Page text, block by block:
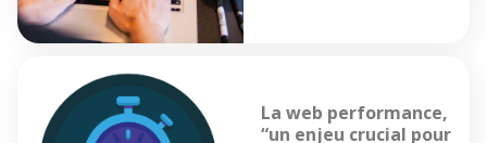
La web performance,
“un enjeu crucial pour